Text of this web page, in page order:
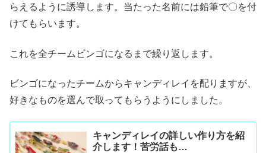
らえるように誘導します。当たった名前には鉛筆で〇を付
けてもらいます。
これを全チームビンゴになるまで繰り返します。
ビンゴになったチームからキャンディレイを配りますが、
好きなものを選んで取ってもらうようにしました。
キャンディレイの詳しい作り方を紹
介します！苦労話も…